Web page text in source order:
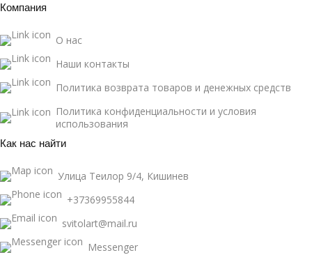
Компания
О нас
Наши контакты
Политика возврата товаров и денежных средств
Политика конфиденциальности и условия
использования
Как нас найти
Улица Теилор 9/4, Кишинев
+37369955844
svitolart@mail.ru
Messenger